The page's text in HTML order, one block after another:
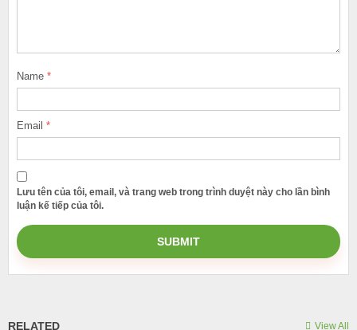
Name *
Email *
Lưu tên của tôi, email, và trang web trong trình duyệt này cho lần bình
luận kế tiếp của tôi.
RELATED View All